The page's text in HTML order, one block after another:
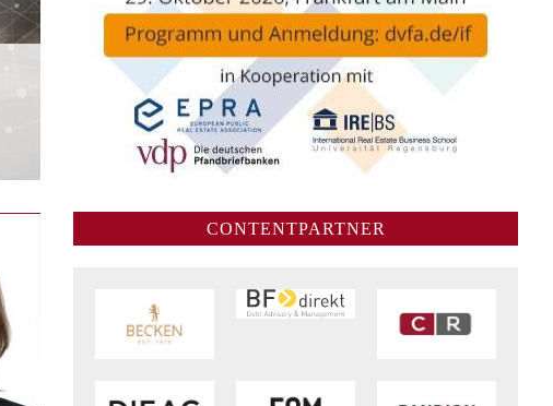
CONTENTPARTNER